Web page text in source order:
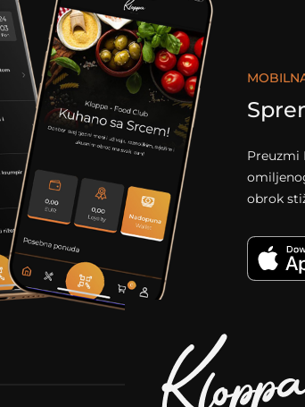
Preuzmi
obrok